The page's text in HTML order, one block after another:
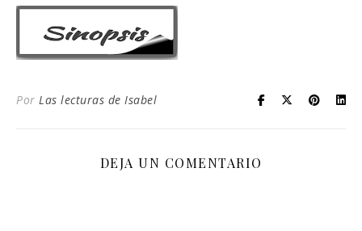
Por Las lecturas de Isabel
DEJA UN COMENTARIO